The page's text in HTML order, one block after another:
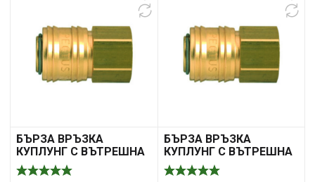
БЪРЗА ВРЪЗКА
КУПЛУНГ С ВЪТРЕШНА
РЕЗБА
БЪРЗА ВРЪЗКА
КУПЛУНГ С ВЪТРЕШНА
РЕЗБА